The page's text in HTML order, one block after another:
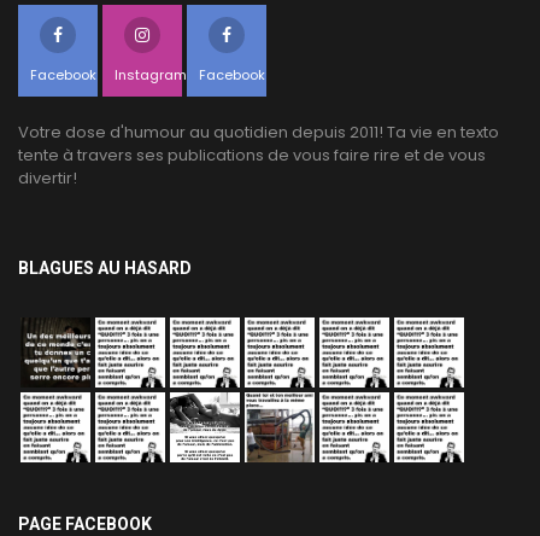
Facebook Instagram Facebook
Votre dose d'humour au quotidien depuis 2011! Ta vie en texto
tente à travers ses publications de vous faire rire et de vous
divertir!
BLAGUES AU HASARD
PAGE FACEBOOK